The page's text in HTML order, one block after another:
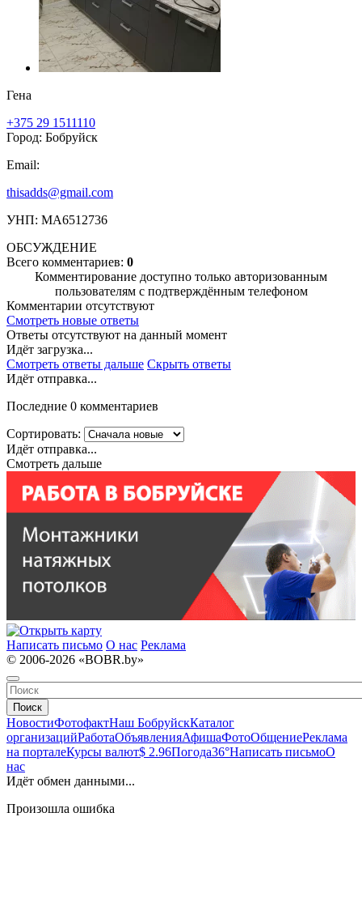
Гена
+375 29 1511110
Город: Бобруйск
Email:
thisadds@gmail.com
УНП: МА6512736
ОБСУЖДЕНИЕ
Всего комментариев: 0
Комментирование доступно только авторизованным
пользователям с подтверждённым телефоном
Комментарии отсутствуют
Смотреть новые ответы
Ответы отсутствуют на данный момент
Идёт загрузка...
Смотреть ответы дальше Скрыть ответы
Идёт отправка...
Последние 0 комментариев
Сортировать:
Идёт отправка...
Смотреть дальше
Написать письмо О нас Реклама
© 2006-2026 «BOBR.by»
Поиск
НовостиФотофактНаш БобруйскКаталог
организацийРаботаОбъявленияАфишаФотоОбщениеРеклама
на порталеКурсы валют$ 2.96Погода36°Написать письмоО
нас
Идёт обмен данными...
Произошла ошибка